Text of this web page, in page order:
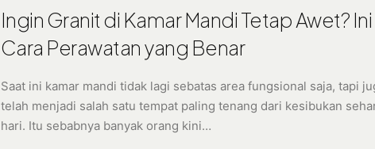
Ingin Granit di Kamar Mandi Tetap Awet? Ini
Cara Perawatan yang Benar
Saat ini kamar mandi tidak lagi sebatas area fungsional saja, tapi
telah menjadi salah satu tempat paling tenang dari kesibukan
hari. Itu sebabnya banyak orang kini…